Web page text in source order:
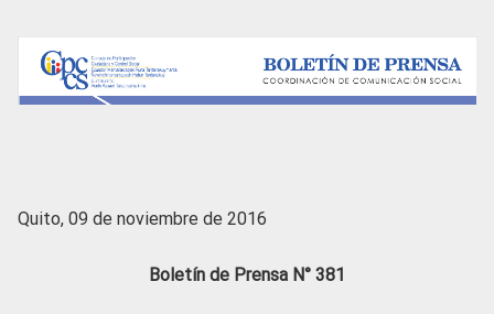
Quito, 09 de noviembre de 2016
Boletín de Prensa N° 381